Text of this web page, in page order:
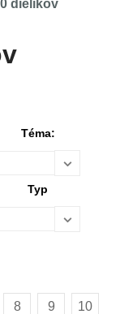
dielikov
Téma:
Typ
8 9 10